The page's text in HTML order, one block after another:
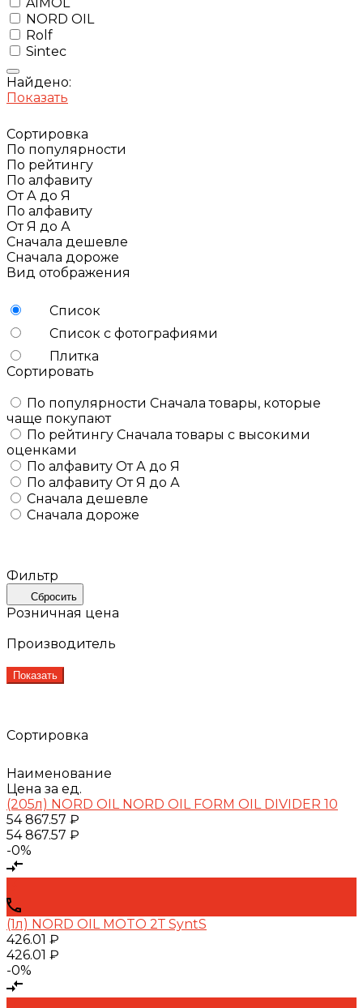
NORD OIL
Rolf
Sintec
Найдено:
Показать
Сортировка
По популярности
По рейтингу
По алфавиту
От А до Я
По алфавиту
От Я до А
Сначала дешевле
Сначала дороже
Вид отображения
Список
Список с фотографиями
Плитка
Сортировать
По популярности Сначала товары, которые
чаще покупают
По рейтингу Сначала товары с высокими
оценками
По алфавиту От А до Я
По алфавиту От Я до А
Сначала дешевле
Сначала дороже
Фильтр
Сбросить
Розничная цена
Производитель
Показать
Сортировка
Наименование
Цена за ед.
(205л) NORD OIL NORD OIL FORM OIL DIVIDER 10
54 867.57 ₽
54 867.57 ₽
-0%
(1л) NORD OIL MOTO 2Т SyntS
426.01 ₽
426.01 ₽
-0%